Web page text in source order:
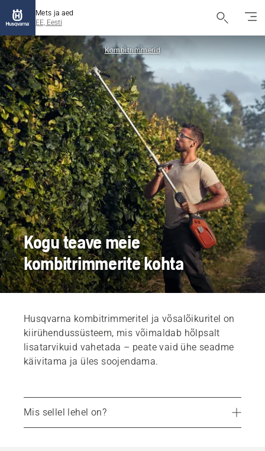
Mets ja aed
EE, Eesti
Kombitrimmerid
Kogu teave meie
kombitrimmerite kohta
Husqvarna kombitrimmeritel ja võsalõikuritel on
kiirühendussüsteem, mis võimaldab hõlpsalt
lisatarvikuid vahetada – peate vaid ühe seadme
käivitama ja üles soojendama.
Mis sellel lehel on?
Soovitatavad tooted